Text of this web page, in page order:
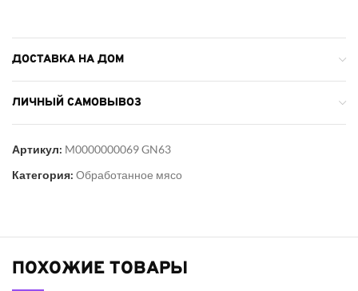
ДОСТАВКА НА ДОМ
ЛИЧНЫЙ САМОВЫВОЗ
Артикул: M0000000069 GN63
Категория: Обработанное мясо
ПОХОЖИЕ ТОВАРЫ